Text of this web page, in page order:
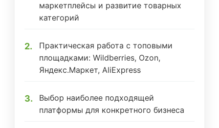
маркетплейсы и развитие товарных
категорий
Практическая работа с топовыми
площадками: Wildberries, Ozon,
Яндекс.Маркет, AliExpress
Выбор наиболее подходящей
платформы для конкретного бизнеса